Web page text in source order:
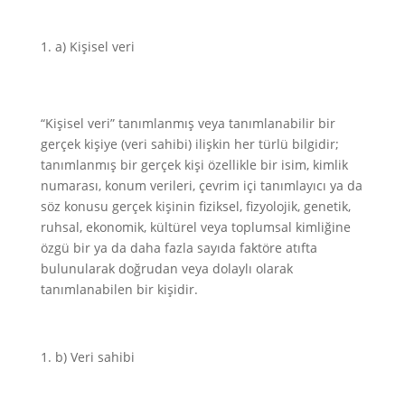
a) Kişisel veri
“Kişisel veri” tanımlanmış veya tanımlanabilir bir
gerçek kişiye (veri sahibi) ilişkin her türlü bilgidir;
tanımlanmış bir gerçek kişi özellikle bir isim, kimlik
numarası, konum verileri, çevrim içi tanımlayıcı ya da
söz konusu gerçek kişinin fiziksel, fizyolojik, genetik,
ruhsal, ekonomik, kültürel veya toplumsal kimliğine
özgü bir ya da daha fazla sayıda faktöre atıfta
bulunularak doğrudan veya dolaylı olarak
tanımlanabilen bir kişidir.
b) Veri sahibi